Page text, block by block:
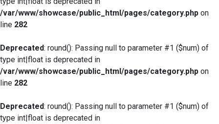
/var/www/showcase/public_html/pages/category.php on
line 282
Deprecated: round(): Passing null to parameter #1 ($num) of
type int|float is deprecated in
/var/www/showcase/public_html/pages/category.php on
line 282
Deprecated: round(): Passing null to parameter #1 ($num) of
type int|float is deprecated in